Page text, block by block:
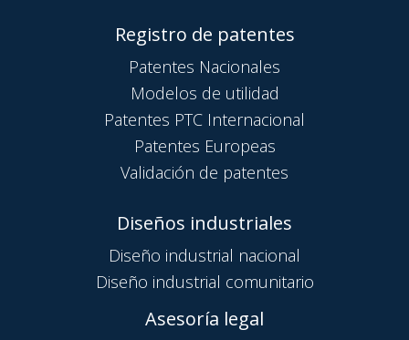
Registro de patentes
Patentes Nacionales
Modelos de utilidad
Patentes PTC Internacional
Patentes Europeas
Validación de patentes
Diseños industriales
Diseño industrial nacional
Diseño industrial comunitario
Asesoría legal